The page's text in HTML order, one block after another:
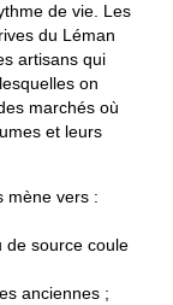
de vie. Les
du Léman
artisans qui
on
marchés où
et leurs
mène vers :
de source coule
anciennes ;